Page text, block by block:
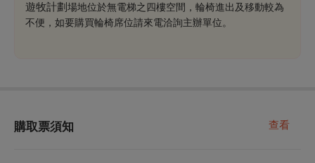
遊牧計劃場地位於無電梯之四樓空間，輪椅進出及移動較為
不便 ， 如要購買輪椅席位請來電洽詢主辦單位。
購取票須知 查看